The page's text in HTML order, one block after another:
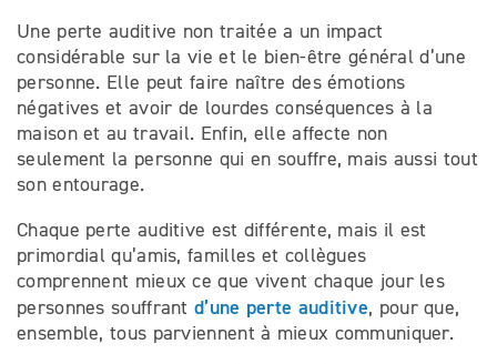
Une perte auditive non traitée a un impact
considérable sur la vie et le bien-être général d’une
personne. Elle peut faire naître des émotions
négatives et avoir de lourdes conséquences à la
maison et au travail. Enfin, elle affecte non
seulement la personne qui en souffre, mais aussi tout
son entourage.
Chaque perte auditive est différente, mais il est
primordial qu’amis, familles et collègues
comprennent mieux ce que vivent chaque jour les
personnes souffrantd’une perte auditive, pour que,
ensemble, tous parviennent à mieux communiquer.